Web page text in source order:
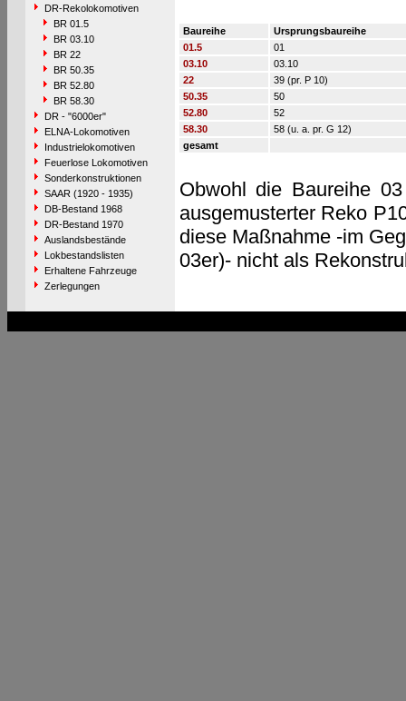
DR-Rekolokomotiven
BR 01.5
BR 03.10
BR 22
BR 50.35
BR 52.80
BR 58.30
DR - "6000er"
ELNA-Lokomotiven
Industrielokomotiven
Feuerlose Lokomotiven
Sonderkonstruktionen
SAAR (1920 - 1935)
DB-Bestand 1968
DR-Bestand 1970
Auslandsbestände
Lokbestandslisten
Erhaltene Fahrzeuge
Zerlegungen
Baureihe
Ursprungsbaureihe
01.5
01
03.10
03.10
22
39 (pr. P 10)
50.35
50
52.80
52
58.30
58 (u. a. pr. G 12)
gesamt
Obwohl die Baureihe
ausgemusterter Reko
diese Maßnahme -im
03er)- nicht als